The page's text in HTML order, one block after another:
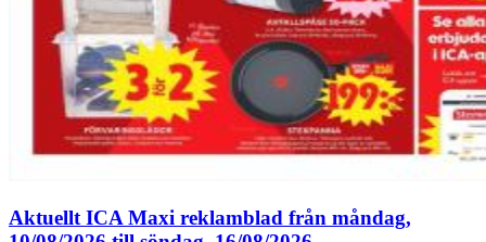
Aktuellt ICA Maxi reklamblad från måndag,